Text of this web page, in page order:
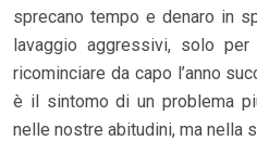
sprecano tempo e denaro in
lavaggio aggressivi, solo
ricominciare da capo l’anno
è il sintomo di un problema
nelle nostre abitudini, ma nella